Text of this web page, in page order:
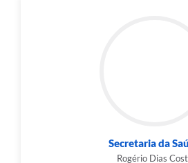
Secretaria da
Rogério Dias